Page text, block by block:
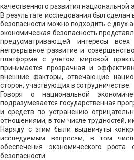
качественного развития национальной
В результате исследования был
безопасности можно подходить с двух
экономическая безопасность
предусматривающей интересы
непрерывное развитие и
платформе с учетом мировой
принимается прозрачная и
внешние факторы, отвечающие
сторон, участвующих в сотрудничестве.
Говоря о национальной
подразумевается государственная
и средств по устранению
отношениями, в том числе трудностей,
Наряду с этим были выдвинуты
исследуемым вопросам, в том
обеспечения экономического
безопасности.